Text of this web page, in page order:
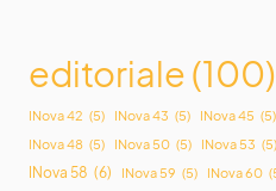
editoriale(100)
INova 42 (5) INova 43 (5) INova 45 (5)
INova 48 (5) INova 50 (5) INova 53 (5)
INova 58 (6) INova 59 (5) INova 60